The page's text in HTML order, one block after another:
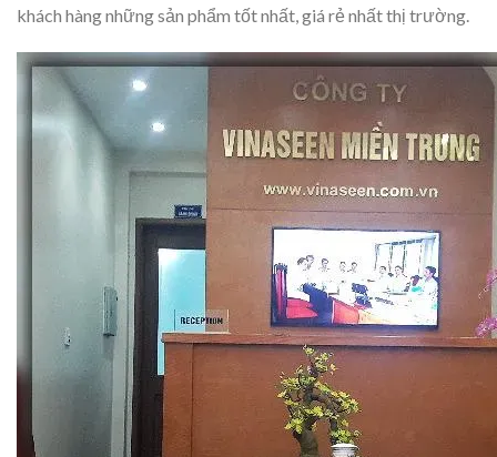
khách hàng những sản phẩm tốt nhất, giá rẻ nhất thị trường.